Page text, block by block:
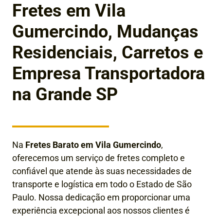
Fretes em Vila
Gumercindo, Mudanças
Residenciais, Carretos e
Empresa Transportadora
na Grande SP
Na Fretes Barato em Vila Gumercindo,
oferecemos um serviço de fretes completo e
confiável que atende às suas necessidades de
transporte e logística em todo o Estado de São
Paulo. Nossa dedicação em proporcionar uma
experiência excepcional aos nossos clientes é